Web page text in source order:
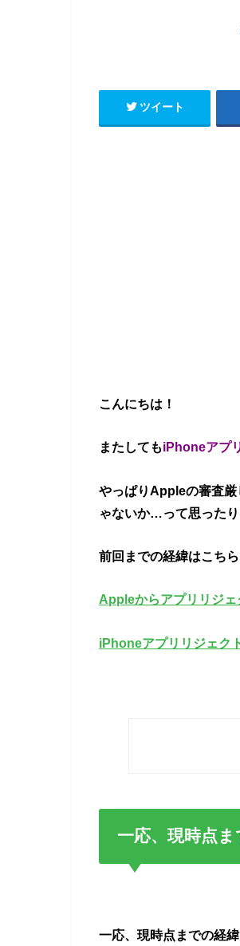
ツイート
こんにちは！
またしてもiPhoneアプ
やっぱりAppleの審査厳
ゃないか…って思った
前回までの経緯はこちら
Appleからアプリリジ
iPhoneアプリリジェク
一応、現時点
一応、現時点までの経緯